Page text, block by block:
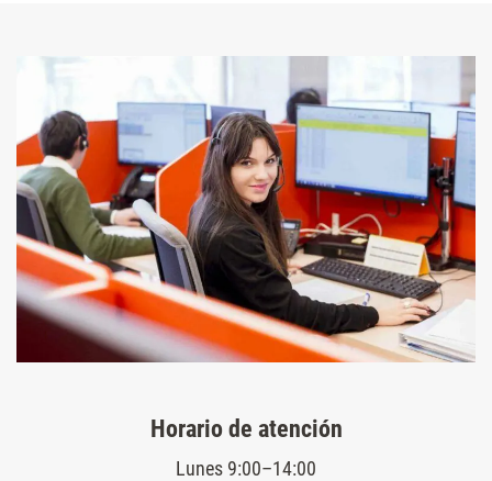
Horario de atención
Lunes 9:00–14:00